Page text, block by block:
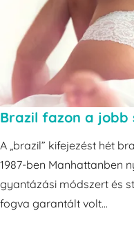
Brazil fazon a jobb
A „brazil” kifejezést hét
1987-ben Manhattanben
gyantázási módszert és
fogva garantált volt...